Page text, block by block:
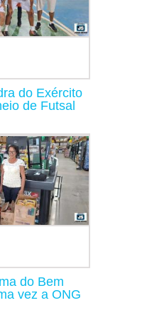
do Exército
de Futsal
do Bem
vez a ONG